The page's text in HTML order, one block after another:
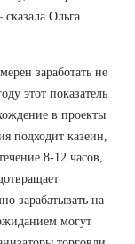
Ольга
заработать не
этот показатель
в проекты
подходит казеин,
8-12 часов,
зарабатывать на
могут